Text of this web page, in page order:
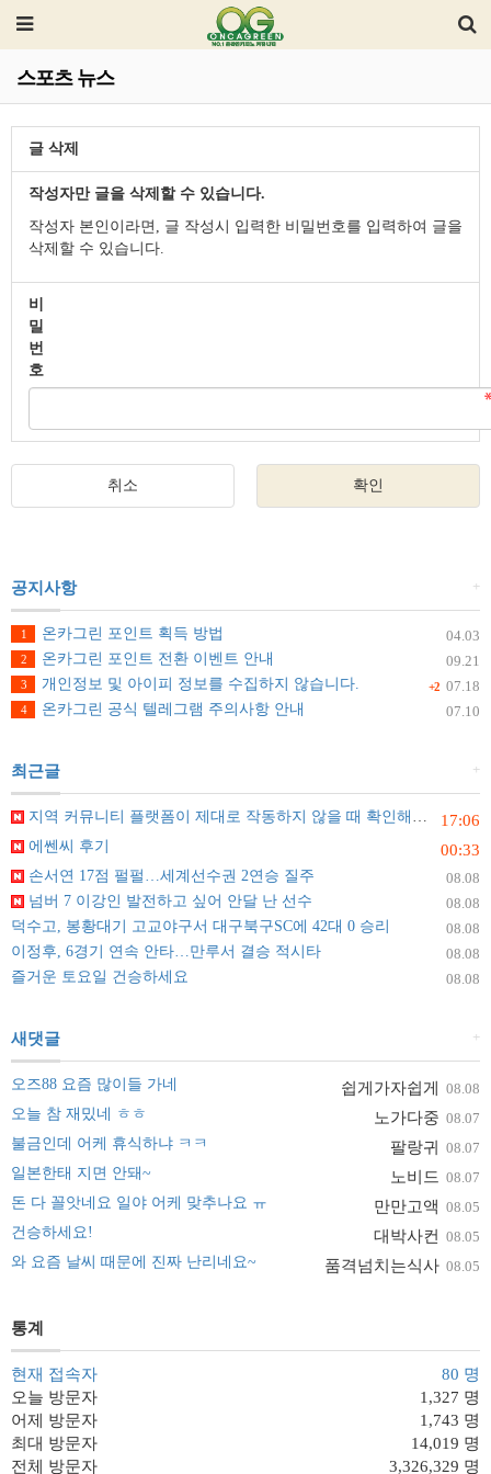
스포츠 뉴스
글 삭제
작성자만 글을 삭제할 수 있습니다.
작성자 본인이라면, 글 작성시 입력한 비밀번호를 입력하여 글을
삭제할 수 있습니다.
비
밀
번
호
취소 확인
+
공지사항
04.03
1
온카그린 포인트 획득 방법
09.21
2 온카그린 포인트 전환 이벤트 안내
+2 07.18
3
개인정보 및 아이피 정보를 수집하지 않습니다.
07.10
4 온카그린 공식 텔레그램 주의사항 안내
+
최근글
17:06
지역 커뮤니티 플랫폼이 제대로 작동하지 않을 때 확인해야 할 것들
00:33
에쎈씨 후기
08.08
손서연 17점 펄펄…세계선수권 2연승 질주
08.08
넘버 7 이강인 발전하고 싶어 안달 난 선수
08.08
덕수고, 봉황대기 고교야구서 대구북구SC에 42대 0 승리
08.08
이정후, 6경기 연속 안타…만루서 결승 적시타
08.08
즐거운 토요일 건승하세요
+
새댓글
쉽게가자쉽게 08.08
오즈88 요즘 많이들 가네
노가다중 08.07
오늘 참 재밌네 ㅎㅎ
팔랑귀 08.07
불금인데 어케 휴식하냐 ㅋㅋ
노비드 08.07
일본한태 지면 안돼~
만만고액 08.05
돈 다 꼴앗네요 일야 어케 맞추나요 ㅠ
대박사컨 08.05
건승하세요!
품격넘치는식사 08.05
와 요즘 날씨 때문에 진짜 난리네요~
통계
현재 접속자
80 명
오늘 방문자
1,327 명
어제 방문자
1,743 명
최대 방문자
14,019 명
전체 방문자
3,326,329 명